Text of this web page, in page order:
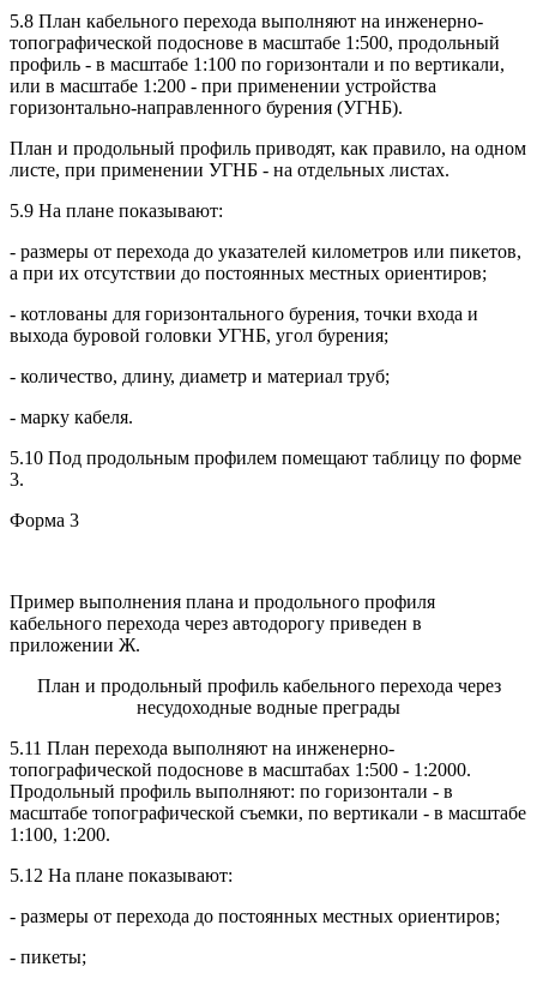
5.8 План кабельного перехода выполняют на инженерно-
топографической подоснове в масштабе 1:500, продольный
профиль - в масштабе 1:100 по горизонтали и по вертикали,
или в масштабе 1:200 - при применении устройства
горизонтально-направленного бурения (УГНБ).
План и продольный профиль приводят, как правило, на одном
листе, при применении УГНБ - на отдельных листах.
5.9 На плане показывают:
- размеры от перехода до указателей километров или пикетов,
а при их отсутствии до постоянных местных ориентиров;
- котлованы для горизонтального бурения, точки входа и
выхода буровой головки УГНБ, угол бурения;
- количество, длину, диаметр и материал труб;
- марку кабеля.
5.10 Под продольным профилем помещают таблицу по форме
3.
Форма 3
Пример выполнения плана и продольного профиля
кабельного перехода через автодорогу приведен в
приложении Ж.
План и продольный профиль кабельного перехода через
несудоходные водные преграды
5.11 План перехода выполняют на инженерно-
топографической подоснове в масштабах 1:500 - 1:2000.
Продольный профиль выполняют: по горизонтали - в
масштабе топографической съемки, по вертикали - в масштабе
1:100, 1:200.
5.12 На плане показывают:
- размеры от перехода до постоянных местных ориентиров;
- пикеты;